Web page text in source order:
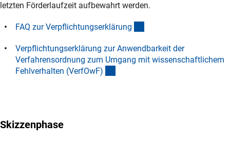
letzten Förderlaufzeit aufbewahrt werden.
FAQ zur Verpflichtungserklärung
Verpflichtungserklärung zur Anwendbarkeit der
Verfahrensordnung zum Umgang mit wissenschaftlichem
Fehlverhalten (VerfOwF)
Skizzenphase